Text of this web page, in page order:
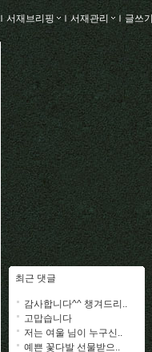
ｌ서재브리핑 ｌ서재관리 ｌ 글쓰기
최근 댓글
감사합니다^^ 챙겨드리..
고맙습니다
저는 여울 님이 누구신..
예쁜 꽃다발 선물받으..